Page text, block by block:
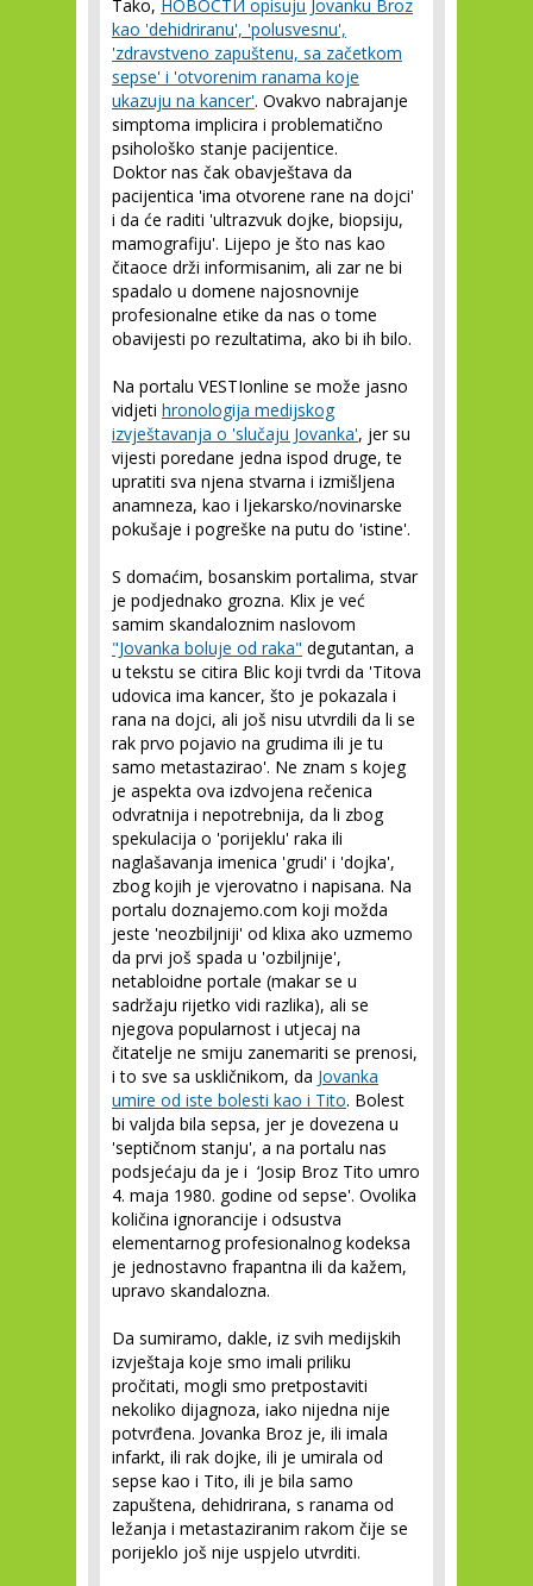
Tako, НОВОСТИ opisuju Jovanku Broz
kao 'dehidriranu', 'polusvesnu',
'zdravstveno zapuštenu, sa začetkom
sepse' i 'otvorenim ranama koje
ukazuju na kancer'. Ovakvo nabrajanje
simptoma implicira i problematično
psihološko stanje pacijentice.
Doktor nas čak obavještava da
pacijentica 'ima otvorene rane na dojci'
i da će raditi 'ultrazvuk dojke, biopsiju,
mamografiju'. Lijepo je što nas kao
čitaoce drži informisanim, ali zar ne bi
spadalo u domene najosnovnije
profesionalne etike da nas o tome
obavijesti po rezultatima, ako bi ih bilo.
Na portalu VESTIonline se može jasno
vidjeti hronologija medijskog
izvještavanja o 'slučaju Jovanka', jer su
vijesti poredane jedna ispod druge, te
upratiti sva njena stvarna i izmišljena
anamneza, kao i ljekarsko/novinarske
pokušaje i pogreške na putu do 'istine'.
S domaćim, bosanskim portalima, stvar
je podjednako grozna. Klix je već
samim skandaloznim naslovom
"Jovanka boluje od raka" degutantan, a
u tekstu se citira Blic koji tvrdi da 'Titova
udovica ima kancer, što je pokazala i
rana na dojci, ali još nisu utvrdili da li se
rak prvo pojavio na grudima ili je tu
samo metastazirao'. Ne znam s kojeg
je aspekta ova izdvojena rečenica
odvratnija i nepotrebnija, da li zbog
spekulacija o 'porijeklu' raka ili
naglašavanja imenica 'grudi' i 'dojka',
zbog kojih je vjerovatno i napisana. Na
portalu doznajemo.com koji možda
jeste 'neozbiljniji' od klixa ako uzmemo
da prvi još spada u 'ozbiljnije',
netabloidne portale (makar se u
sadržaju rijetko vidi razlika), ali se
njegova popularnost i utjecaj na
čitatelje ne smiju zanemariti se prenosi,
i to sve sa uskličnikom, da Jovanka
umire od iste bolesti kao i Tito. Bolest
bi valjda bila sepsa, jer je dovezena u
'septičnom stanju', a na portalu nas
podsjećaju da je i ‘Josip Broz Tito umro
4. maja 1980. godine od sepse'. Ovolika
količina ignorancije i odsustva
elementarnog profesionalnog kodeksa
je jednostavno frapantna ili da kažem,
upravo skandalozna.
Da sumiramo, dakle, iz svih medijskih
izvještaja koje smo imali priliku
pročitati, mogli smo pretpostaviti
nekoliko dijagnoza, iako nijedna nije
potvrđena. Jovanka Broz je, ili imala
infarkt, ili rak dojke, ili je umirala od
sepse kao i Tito, ili je bila samo
zapuštena, dehidrirana, s ranama od
ležanja i metastaziranim rakom čije se
porijeklo još nije uspjelo utvrditi.